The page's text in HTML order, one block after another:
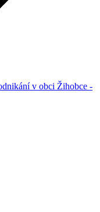
v obci Žihobce -